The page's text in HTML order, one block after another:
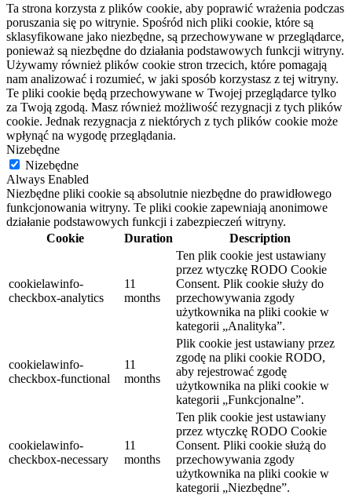
Ta strona korzysta z plików cookie, aby poprawić wrażenia podczas
poruszania się po witrynie. Spośród nich pliki cookie, które są
sklasyfikowane jako niezbędne, są przechowywane w przeglądarce,
ponieważ są niezbędne do działania podstawowych funkcji witryny.
Używamy również plików cookie stron trzecich, które pomagają
nam analizować i rozumieć, w jaki sposób korzystasz z tej witryny.
Te pliki cookie będą przechowywane w Twojej przeglądarce tylko
za Twoją zgodą. Masz również możliwość rezygnacji z tych plików
cookie. Jednak rezygnacja z niektórych z tych plików cookie może
wpłynąć na wygodę przeglądania.
Nizebędne
Nizebędne
Always Enabled
Niezbędne pliki cookie są absolutnie niezbędne do prawidłowego
funkcjonowania witryny. Te pliki cookie zapewniają anonimowe
działanie podstawowych funkcji i zabezpieczeń witryny.
Cookie
Duration Description
cookielawinfo-
checkbox-analytics
11
months
Ten plik cookie jest ustawiany
przez wtyczkę RODO Cookie
Consent. Plik cookie służy do
przechowywania zgody
użytkownika na pliki cookie w
kategorii „Analityka”.
cookielawinfo-
checkbox-functional
11
months
Plik cookie jest ustawiany przez
zgodę na pliki cookie RODO,
aby rejestrować zgodę
użytkownika na pliki cookie w
kategorii „Funkcjonalne”.
cookielawinfo-
checkbox-necessary
11
months
Ten plik cookie jest ustawiany
przez wtyczkę RODO Cookie
Consent. Pliki cookie służą do
przechowywania zgody
użytkownika na pliki cookie w
kategorii „Niezbędne”.